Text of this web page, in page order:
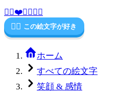
❤️‍🔥❤️🔥💕💖💘
❤️‍🔥 この絵文字が好き
ホーム
すべての絵文字
笑顔 & 感情